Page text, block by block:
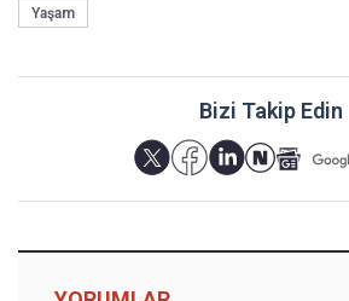
Yaşam
Bizi Takip Edin